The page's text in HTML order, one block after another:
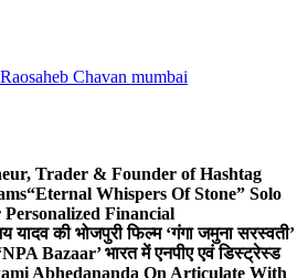
Chavan mumbai
Trader & Founder of Hashtag
“Eternal Whispers Of Stone” Solo
Financial
यादव की भोजपुरी फिल्म ‘गंगा जमुना सरस्वती’
Bazaar’ भारत में एनपीए एवं डिस्ट्रेस्ड
Abhedananda On Articulate With